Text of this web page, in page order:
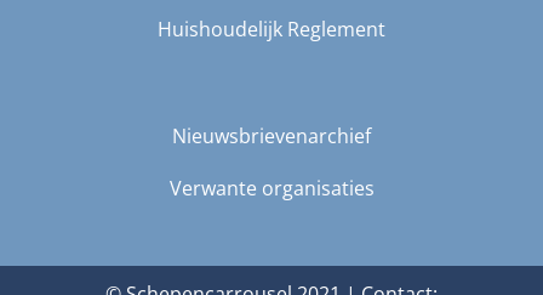
Huishoudelijk Reglement
Nieuwsbrievenarchief
Verwante organisaties